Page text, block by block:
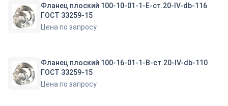
Фланец плоский 100-10-01-1-E-ст.20-IV-db-116
ГОСТ 33259-15
Цена по запросу
Фланец плоский 100-16-01-1-B-ст.20-IV-db-110
ГОСТ 33259-15
Цена по запросу